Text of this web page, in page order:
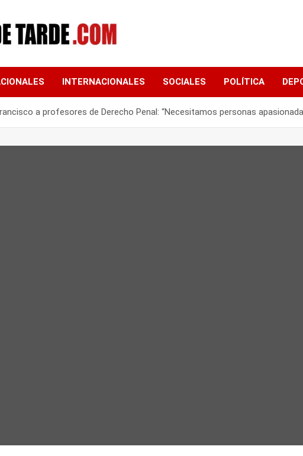
DE
INTERNACIONALES SOCIALES POLÍTICA
a profesores de Derecho Penal: “Necesitamos personas